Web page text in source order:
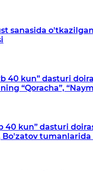
sanasida
40 kun” dasturi
“Qoracha”,
40 kun” dasturi
Bo'zatov